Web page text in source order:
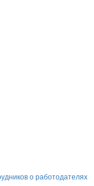
о работодателях